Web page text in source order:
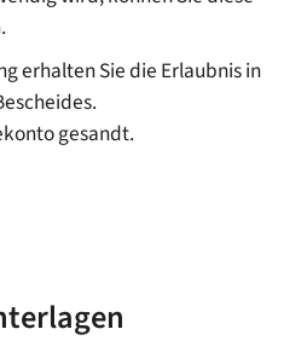
erhalten Sie die Erlaubnis in
gesandt.